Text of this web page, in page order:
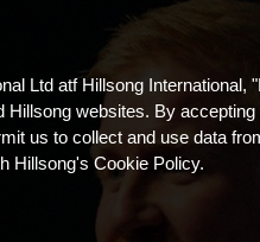
Ltd atf Hillsong
Hillsong websites. By
us to collect and use data
Hillsong's Cookie Policy.